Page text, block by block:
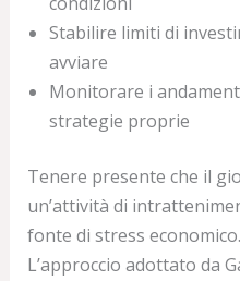
Stabilire limiti di
avviare
Monitorare i
strategie proprie
Tenere presente che il
un’attività di
fonte di stress economico.
L’approccio adottato da